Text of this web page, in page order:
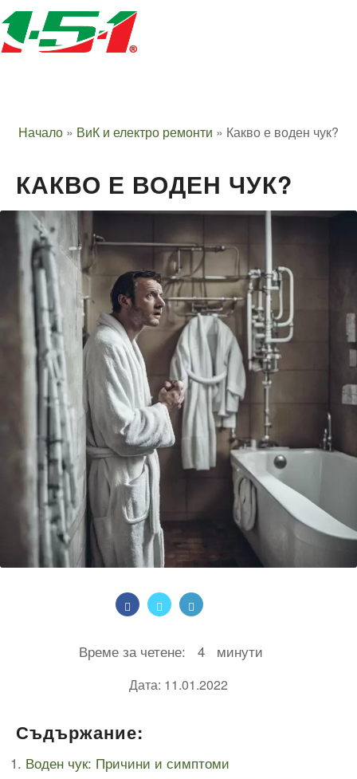
Начало » ВиК и електро ремонти » Какво е воден чук?
КАКВО Е ВОДЕН ЧУК?
Време за четене: 4 минути
Дата: 11.01.2022
Съдържание:
Воден чук: Причини и симптоми